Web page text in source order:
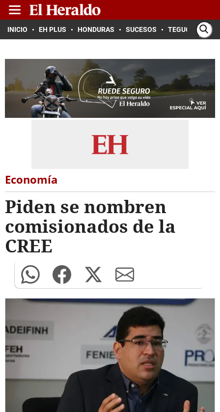
INICIO EH PLUS HONDURAS SUCESOS TEGUCIGALPA
Economía
Piden se nombren
comisionados de la
CREE